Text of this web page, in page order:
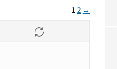
12 →